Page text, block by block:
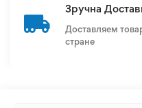
Зручна
Доставляем
стране